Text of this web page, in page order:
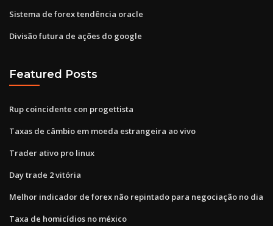
Sistema de forex tendência oracle
Divisão futura de ações do google
Featured Posts
Rup coincidente con progettista
Taxas de câmbio em moeda estrangeira ao vivo
Trader ativo pro linux
Day trade 2 vitória
Melhor indicador de forex não repintado para negociação no dia
Taxa de homicídios no méxico